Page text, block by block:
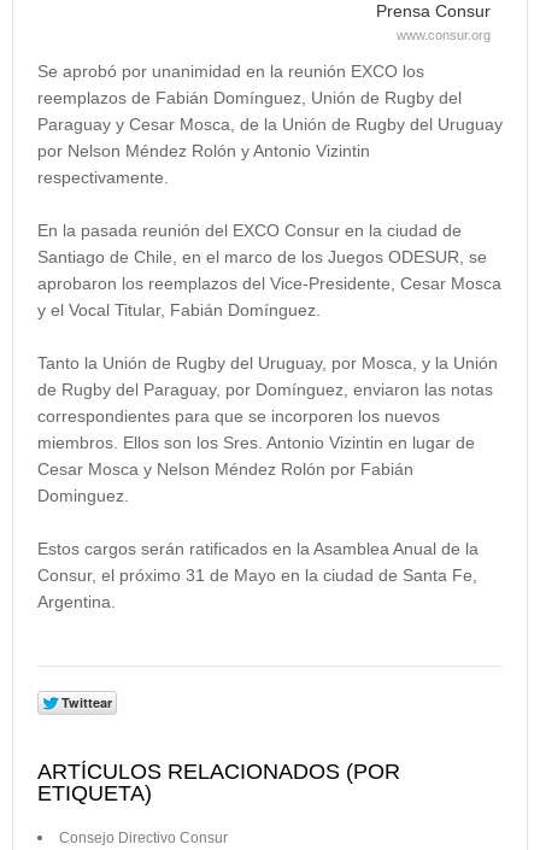
Prensa Consur
www.consur.org
Se aprobó por unanimidad en la reunión EXCO los
reemplazos de Fabián Domínguez, Unión de Rugby del
Paraguay y Cesar Mosca, de la Unión de Rugby del Uruguay
por Nelson Méndez Rolón y Antonio Vizintin
respectivamente.
En la pasada reunión del EXCO Consur en la ciudad de
Santiago de Chile, en el marco de los Juegos ODESUR, se
aprobaron los reemplazos del Vice-Presidente, Cesar Mosca
y el Vocal Titular, Fabián Domínguez.
Tanto la Unión de Rugby del Uruguay, por Mosca, y la Unión
de Rugby del Paraguay, por Domínguez, enviaron las notas
correspondientes para que se incorporen los nuevos
miembros. Ellos son los Sres. Antonio Vizintin en lugar de
Cesar Mosca y Nelson Méndez Rolón por Fabián
Dominguez.
Estos cargos serán ratificados en la Asamblea Anual de la
Consur, el próximo 31 de Mayo en la ciudad de Santa Fe,
Argentina.
ARTÍCULOS RELACIONADOS (POR
ETIQUETA)
Consejo Directivo Consur